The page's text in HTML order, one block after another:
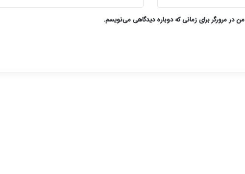
در مرورگر برای زمانی که دوباره دیدگاهی می‌نویسم.